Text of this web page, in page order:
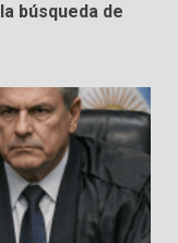
búsqueda de